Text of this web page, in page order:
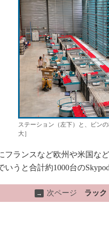
ステーション（左下）と、ビン
大］
ランスなど欧州や米国な
いうと合計約1000台の
→ 次ページ ラッ